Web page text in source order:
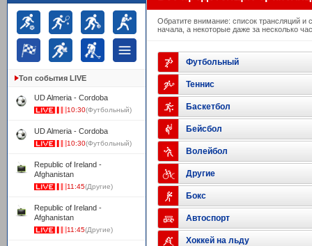
Топ события LIVE
UD Almeria - Cordoba
10:30(Футбольный)
UD Almeria - Cordoba
10:30(Футбольный)
Republic of Ireland -
Afghanistan
11:45(Другие)
Republic of Ireland -
Afghanistan
11:45(Другие)
Обратите внимание: список трансляций и
начала, а некоторые даже за несколько
Футбольный
Теннис
Баскетбол
Бейсбол
Волейбол
Другие
Бокс
Автоспорт
Хоккей на льду